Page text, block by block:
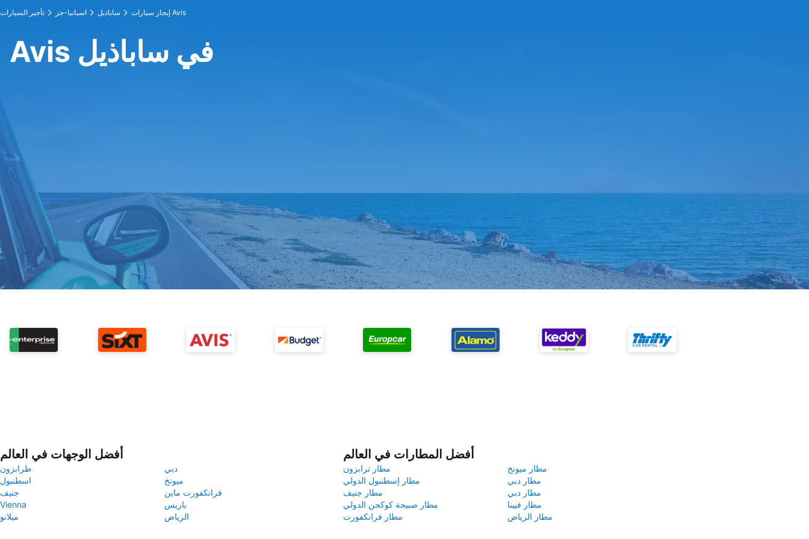
تأجير السيارات اسبانيا-جز ساباذيل إيجار سيارات Avis
Avis في ساباذيل
أفضل الوجهات في العالم
طرابزون
دبي
اسطنبول
ميونخ
جنيف
فرانكفورت ماين
Vienna
باريس
ميلانو
الرياض
أفضل المطارات في العالم
مطار ترابزون
مطار ميونخ
مطار إسطنبول الدولي
مطار دبي
مطار جنيف
مطار دبي
مطار صبيحة كوكجن الدولي
مطار فيينا
مطار فرانكفورت
مطار الرياض